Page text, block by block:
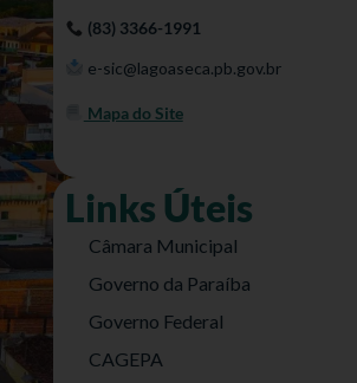
(83) 3366-1991
e-sic@lagoaseca.pb.gov.br
Mapa do Site
Links Úteis
Câmara Municipal
Governo da Paraíba
Governo Federal
CAGEPA